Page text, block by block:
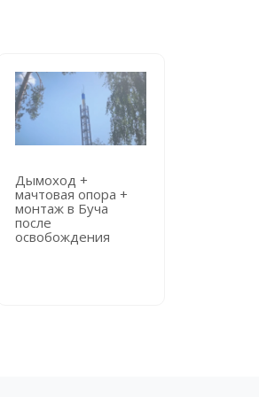
Дымоход +
мачтовая опора +
монтаж в Буча
после
освобождения